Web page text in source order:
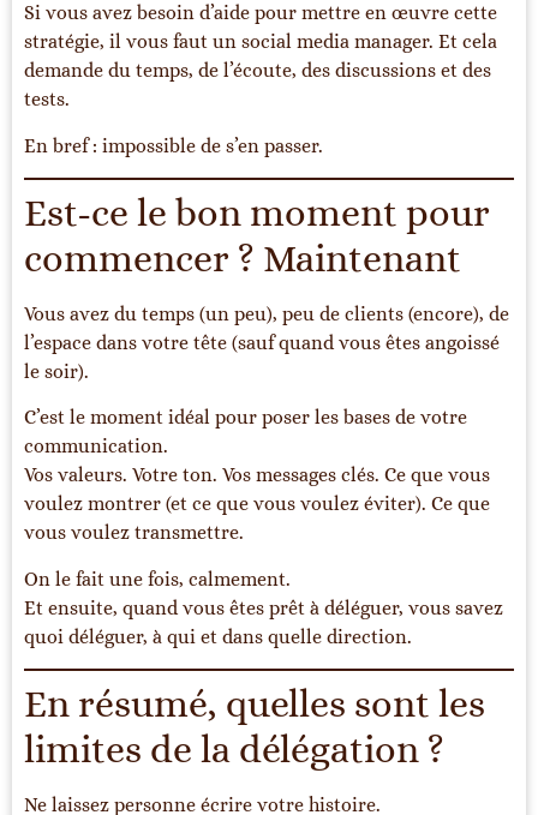
Si vous avez besoin d’aide pour mettre en œuvre cette
stratégie, il vous faut un social media manager. Et cela
demande du temps, de l’écoute, des discussions et des
tests.
En bref : impossible de s’en passer.
Est-ce le bon moment pour
commencer ? Maintenant
Vous avez du temps (un peu), peu de clients (encore), de
l’espace dans votre tête (sauf quand vous êtes angoissé
le soir).
C’est le moment idéal pour poser les bases de votre
communication.
Vos valeurs. Votre ton. Vos messages clés. Ce que vous
voulez montrer (et ce que vous voulez éviter). Ce que
vous voulez transmettre.
On le fait une fois, calmement.
Et ensuite, quand vous êtes prêt à déléguer, vous savez
quoi déléguer, à qui et dans quelle direction.
En résumé, quelles sont les
limites de la délégation ?
Ne laissez personne écrire votre histoire.